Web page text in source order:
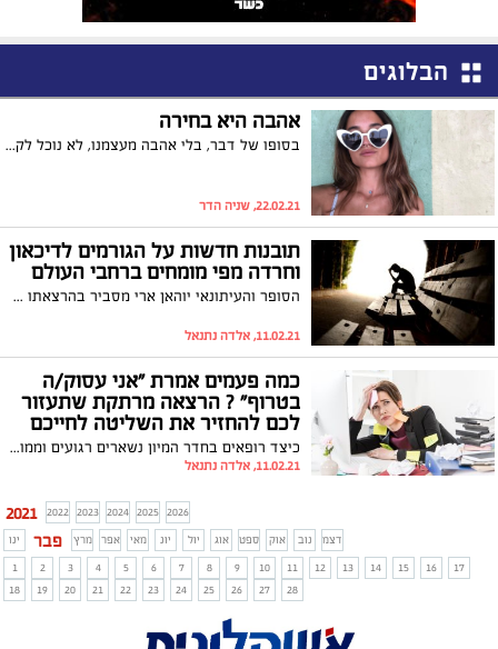
הבלוגים
אהבה היא בחירה
בסופו של דבר, בלי אהבה מעצמנו, לא נוכל לקבל אהבה מאחרים. האם אהבתם את עצמכם היום? האם תאהבו את עצמכם מחר?
22.02.21, שניה הדר
תובנות חדשות על הגורמים לדיכאון
וחרדה מפי מומחים ברחבי העולם
הסופר והעיתונאי יוהאן ארי מסביר בהרצאתו שהדרך להתמודדות עם הדיכאון כרוכה בשינויים באורח החיים שלנו. "דבר אחד מאחד את הסיבות הרבות לדיכאון וחרדה כולם יודעים שיש להם צרכים גופניים טבעיים, נכון? אתם זקוקים למזון, אתם זקוקים למים, אתם זקוקים למחסה, אתה זקוקים לאוויר נקי. לו הייתי לוקח מכם את הדברים האלה, תהיו ממש מהר בצרות צרורות אבל באותו זמן, לכל אדם יש תמיד צרכים פסיכולוגיים טבעיים.
11.02.21, אלדה נתנאל
כמה פעמים אמרת "אני עסוק/ה
בטרוף" ? הרצאה מרתקת שתעזור
לכם להחזיר את השליטה לחייכם
כיצד רופאים בחדר המיון נשארים רגועים וממוקדים בתוך הכאוס? על סמך ניסיון של שנים, רופאת המיון דאריה לונג חולקת מסגרת ישירה שתעזור לכם להחזיר את השליטה ולהרגיש פחות המומים כשחייכם מתחילים להיות "עסוקים בטירוף".
11.02.21, אלדה נתנאל
2021 2022 2023 2024 2025 2026
ינו
פבר מרץ אפר מאי יונ יול אוג ספט אוק נוב
דצמ
1
2 3 4 5 6 7 8 9 10 11 12 13 14 15 16
17
18
19 20 21 22 23 24 25 26 27 28